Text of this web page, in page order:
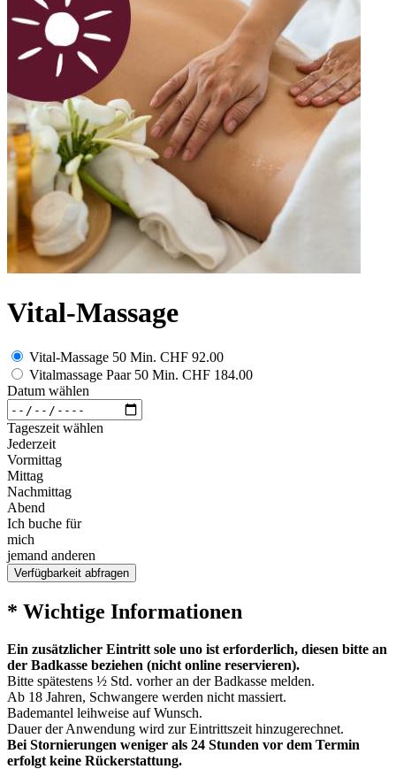
Vital-Massage
Vital-Massage 50 Min. CHF 92.00
Vitalmassage Paar 50 Min. CHF 184.00
Datum wählen
Tageszeit wählen
Jederzeit
Vormittag
Mittag
Nachmittag
Abend
Ich buche für
mich
jemand anderen
Verfügbarkeit abfragen
* Wichtige Informationen
Ein zusätzlicher Eintritt sole uno ist erforderlich, diesen bitte an
der Badkasse beziehen (nicht online reservieren).
Bitte spätestens ½ Std. vorher an der Badkasse melden.
Ab 18 Jahren, Schwangere werden nicht massiert.
Bademantel leihweise auf Wunsch.
Dauer der Anwendung wird zur Eintrittszeit hinzugerechnet.
Bei Stornierungen weniger als 24 Stunden vor dem Termin
erfolgt keine Rückerstattung.